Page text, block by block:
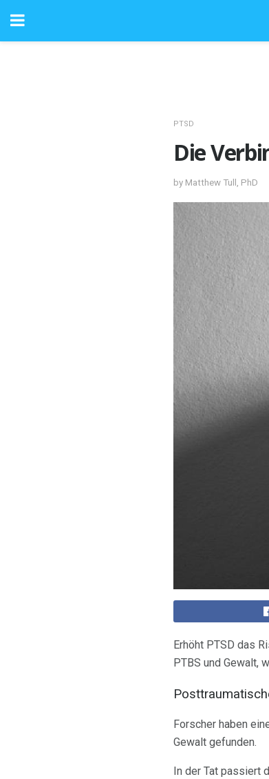
PTSD
Die
by Matthew Tull, PhD
Erhöht PTSD das
PTBS und Gewalt,
Forscher haben
Gewalt gefunden.
In der Tat passiert